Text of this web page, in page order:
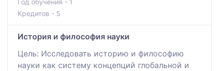
Год обучения - 1
Кредитов - 5
История и философия науки
Цель: Исследовать историю и философию
науки как систему концепций глобальной и